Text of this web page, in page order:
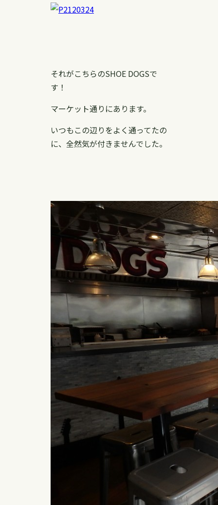
それがこちらのSHOE DOGSで
す！
マーケット通りにあります。
いつもこの辺りをよく通ってたの
に、全然気が付きませんでした。